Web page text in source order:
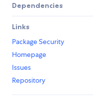
Dependencies
Links
Package Security
Homepage
Issues
Repository